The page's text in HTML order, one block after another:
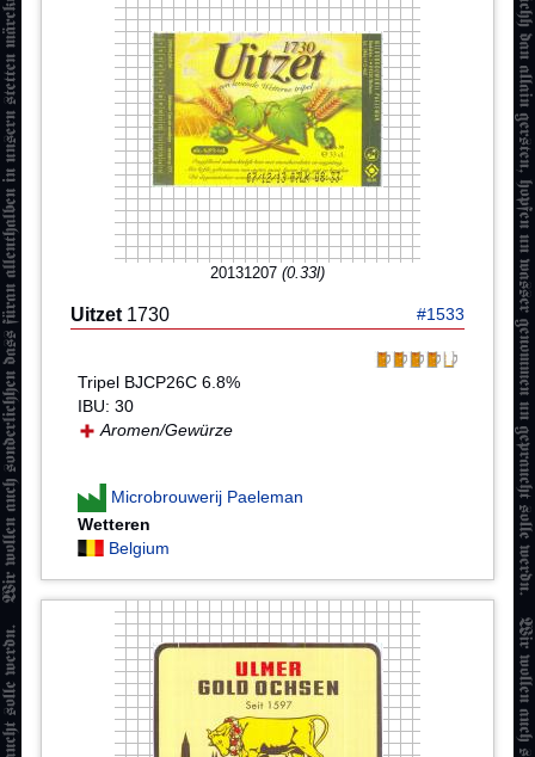
20131207 (0.33l)
Uitzet 1730 #1533
Tripel BJCP26C 6.8%
IBU: 30
Aromen/Gewürze
Microbrouwerij Paeleman
Wetteren
Belgium